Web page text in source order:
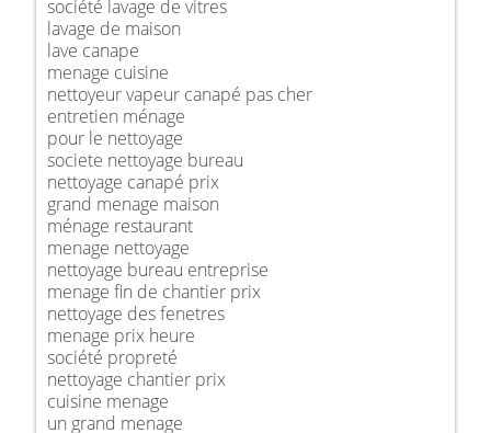
société lavage de vitres
lavage de maison
lave canape
menage cuisine
nettoyeur vapeur canapé pas cher
entretien ménage
pour le nettoyage
societe nettoyage bureau
nettoyage canapé prix
grand menage maison
ménage restaurant
menage nettoyage
nettoyage bureau entreprise
menage fin de chantier prix
nettoyage des fenetres
menage prix heure
société propreté
nettoyage chantier prix
cuisine menage
un grand menage